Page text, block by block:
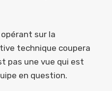
opérant sur la
technique coupera
pas une vue qui est
en question.